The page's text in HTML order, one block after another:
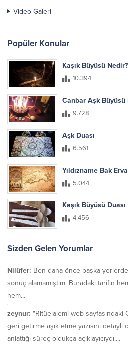
Video Galeri
Popüler Konular
Kaşık Büyüsü
10.394
Canbar Aşk
9.728
Aşk Duası
6.561
Yıldızname Bak
5.044
Kaşık Büyüsü
4.456
Sizden Gelen Yorumlar
Nilüfer: Ben daha önce başka
sonuç alamamıştım. Buradaki tarifin
hem...
zeynur: "Ritüelalemi web
geri getirme aşık etme yazısını
anlattığı süreç oldukça açıklayıcıydı....